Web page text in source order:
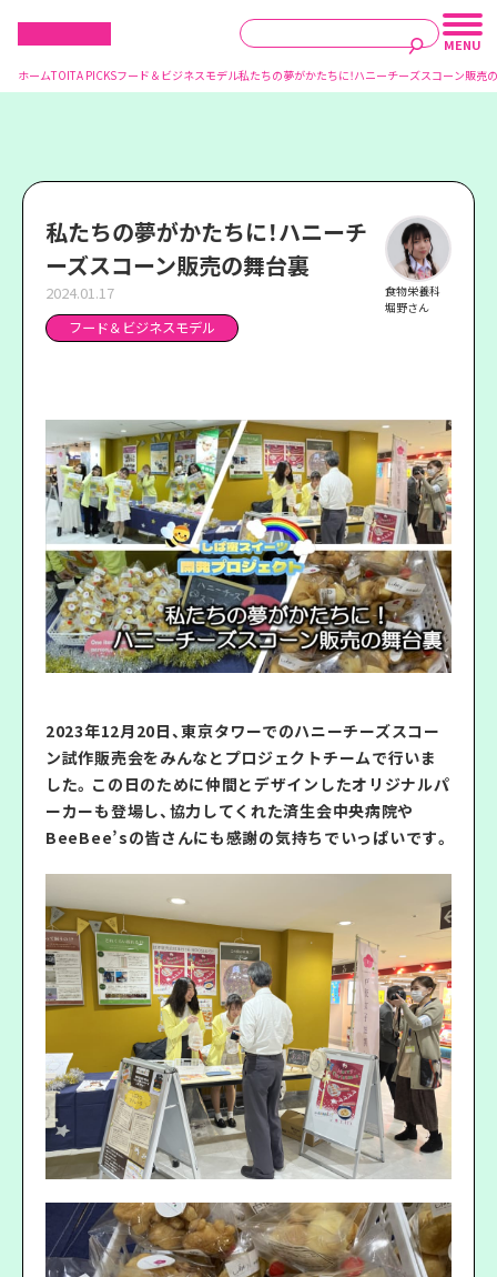
ホームTOITA PICKSフード＆ビジネスモデル私たちの夢がかたちに！ハニーチーズスコーン販売
私たちの夢がかたちに！ハニーチ
ーズスコーン販売の舞台裏
2024.01.17
フード＆ビジネスモデル
食物栄養科
堀野さん
2023年12月20日、東京タワーでのハニーチーズスコー
ン試作販売会をみんなとプロジェクトチームで行いま
した。この日のために仲間とデザインしたオリジナルパ
ーカーも登場し、協力してくれた済生会中央病院や
BeeBee’sの皆さんにも感謝の気持ちでいっぱいです。